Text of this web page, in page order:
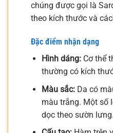
chúng được gọi là
theo kích thước và
Đặc điểm nhận dạng
Hình dáng:Cơ thể
thường có kích
Màu sắc:Da có
màu trắng. Một số
dọc theo sườn lưng.